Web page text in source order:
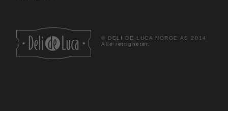
© DELI DE LUCA NORGE AS 2014
Alle rettigheter.